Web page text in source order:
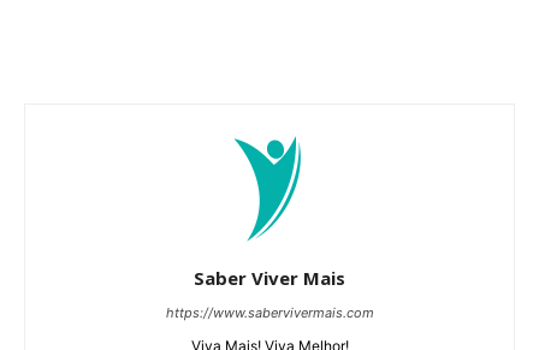
Saber Viver Mais
https://www.sabervivermais.com
Viva Mais! Viva Melhor!